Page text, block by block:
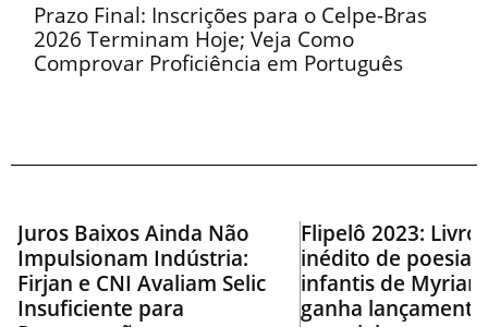
Prazo Final: Inscrições para o Celpe-Bras
2026 Terminam Hoje; Veja Como
Comprovar Proficiência em Português
Juros Baixos Ainda Não
Impulsionam Indústria:
Firjan e CNI Avaliam Selic
Insuficiente para
Flipelô 2023: Livro
inédito de poesias
infantis de
ganha lançamento